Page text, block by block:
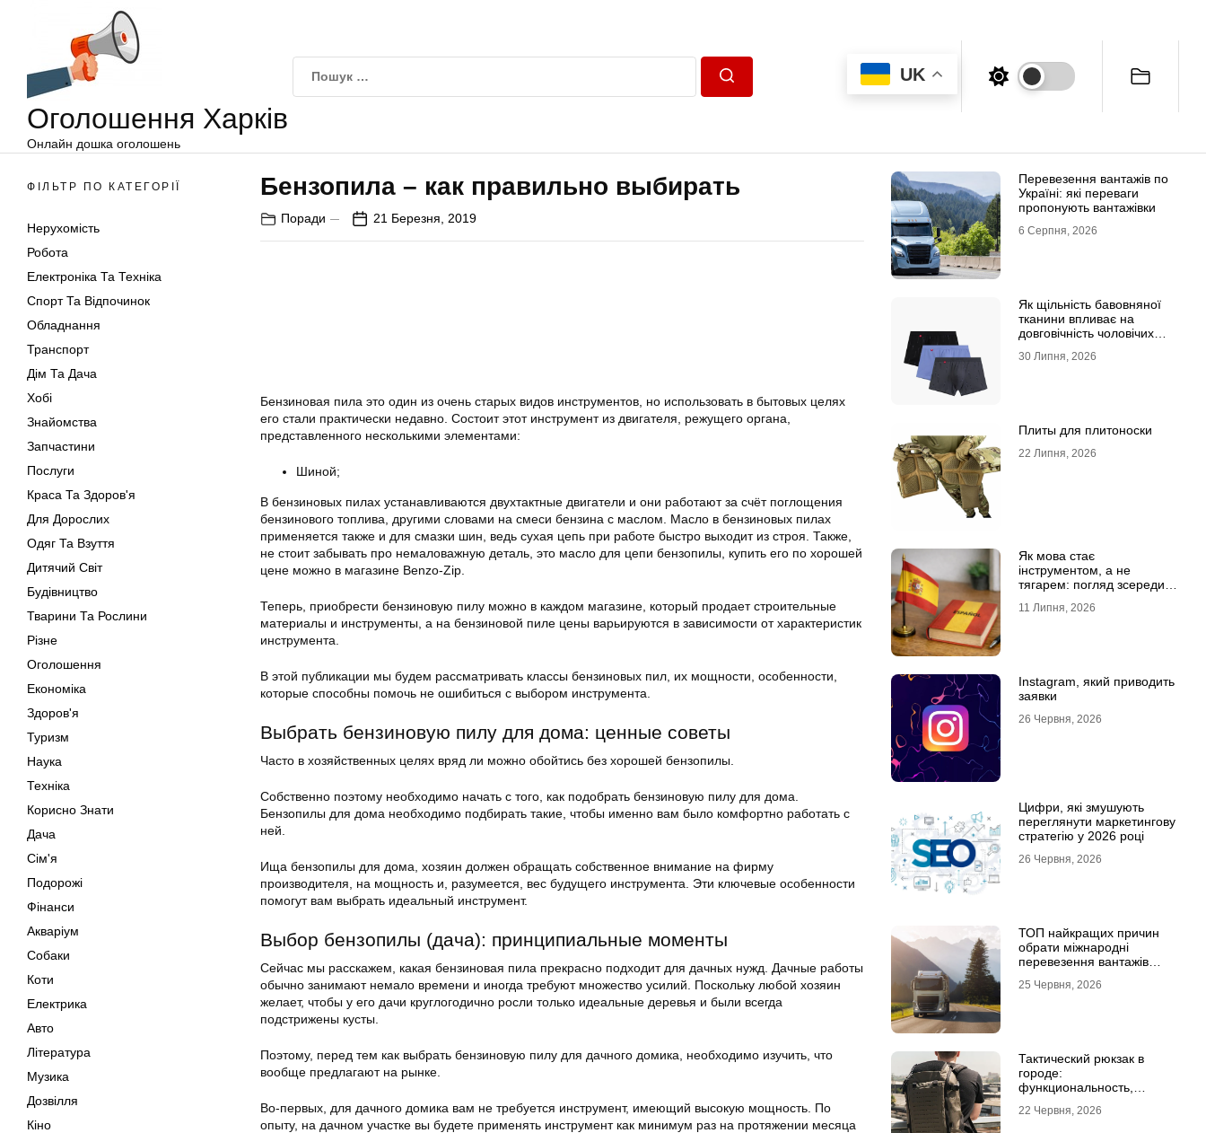
Оголошення Харків
Онлайн дошка оголошень
UK
ФІЛЬТР ПО КАТЕГОРІЇ
Нерухомість
Робота
Електроніка Та Техніка
Спорт Та Відпочинок
Обладнання
Транспорт
Дім Та Дача
Хобі
Знайомства
Запчастини
Послуги
Краса Та Здоров'я
Для Дорослих
Одяг Та Взуття
Дитячий Світ
Будівництво
Тварини Та Рослини
Різне
Оголошення
Економіка
Здоров'я
Туризм
Наука
Техніка
Корисно Знати
Дача
Сім'я
Подорожі
Фінанси
Акваріум
Собаки
Коти
Електрика
Авто
Література
Музика
Дозвілля
Кіно
Бензопила – как правильно выбирать
Поради 21 Березня, 2019
Бензиновая пила это один из очень старых видов инструментов, но использовать в бытовых целях
его стали практически недавно. Состоит этот инструмент из двигателя, режущего органа,
представленного несколькими элементами:
Шиной;
В бензиновых пилах устанавливаются двухтактные двигатели и они работают за счёт поглощения
бензинового топлива, другими словами на смеси бензина с маслом. Масло в бензиновых пилах
применяется также и для смазки шин, ведь сухая цепь при работе быстро выходит из строя. Также,
не стоит забывать про немаловажную деталь, это масло для цепи бензопилы, купить его по хорошей
цене можно в магазине Benzo-Zip.
Теперь, приобрести бензиновую пилу можно в каждом магазине, который продает строительные
материалы и инструменты, а на бензиновой пиле цены варьируются в зависимости от характеристик
инструмента.
В этой публикации мы будем рассматривать классы бензиновых пил, их мощности, особенности,
которые способны помочь не ошибиться с выбором инструмента.
Выбрать бензиновую пилу для дома: ценные советы
Часто в хозяйственных целях вряд ли можно обойтись без хорошей бензопилы.
Собственно поэтому необходимо начать с того, как подобрать бензиновую пилу для дома.
Бензопилы для дома необходимо подбирать такие, чтобы именно вам было комфортно работать с
ней.
Ища бензопилы для дома, хозяин должен обращать собственное внимание на фирму
производителя, на мощность и, разумеется, вес будущего инструмента. Эти ключевые особенности
помогут вам выбрать идеальный инструмент.
Выбор бензопилы (дача): принципиальные моменты
Сейчас мы расскажем, какая бензиновая пила прекрасно подходит для дачных нужд. Дачные работы
обычно занимают немало времени и иногда требуют множество усилий. Поскольку любой хозяин
желает, чтобы у его дачи круглогодично росли только идеальные деревья и были всегда
подстрижены кусты.
Поэтому, перед тем как выбрать бензиновую пилу для дачного домика, необходимо изучить, что
вообще предлагают на рынке.
Во-первых, для дачного домика вам не требуется инструмент, имеющий высокую мощность. По
опыту, на дачном участке вы будете применять инструмент как минимум раз на протяжении месяца
Перевезення вантажів по
Україні: які переваги
пропонують вантажівки
6 Серпня, 2026
Як щільність бавовняної
тканини впливає на
довговічність чоловічих
30 Липня, 2026
Плиты для плитоноски
22 Липня, 2026
Як мова стає
інструментом, а не
тягарем: погляд зсередини
11 Липня, 2026
Instagram, який приводить
заявки
26 Червня, 2026
Цифри, які змушують
переглянути маркетингову
стратегію у 2026 році
26 Червня, 2026
ТОП найкращих причин
обрати міжнародні
перевезення вантажів
25 Червня, 2026
Тактический рюкзак в
городе:
функциональность,
глаза
22 Червня, 2026